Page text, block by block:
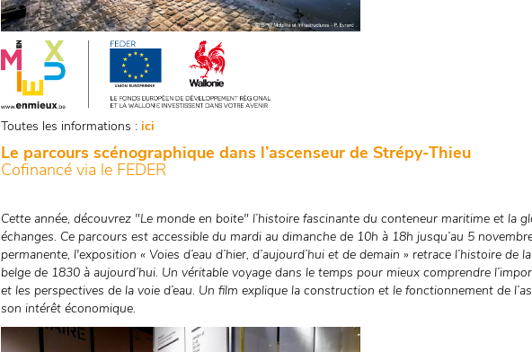
Toutes les informations : ici
Le parcours scénographique dans l’ascenseur de Strépy-Thieu
Cofinancé via le FEDER
Cette année, découvrez "Le monde en boite" l’histoire fascinante du conteneur maritime et la
échanges. Ce parcours est accessible du mardi au dimanche de 10h à 18h jusqu’au 5
permanente, l'exposition « Voies d’eau d’hier, d’aujourd’hui et de demain » retrace l’histoire de
belge de 1830 à aujourd’hui. Un véritable voyage dans le temps pour mieux comprendre
et les perspectives de la voie d’eau. Un film explique la construction et le fonctionnement de
son intérêt économique.